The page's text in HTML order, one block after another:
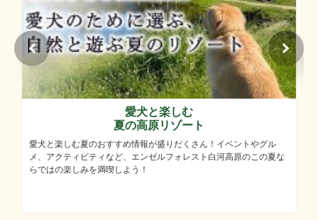
愛犬と楽しむ
夏の高原リゾート
愛犬と楽しむ夏のおすすめ情報が盛りだくさん！イベントやグル
メ、アクティビティなど、エンゼルフォレスト白河高原のこの夏な
らではの楽しみを満喫しよう！